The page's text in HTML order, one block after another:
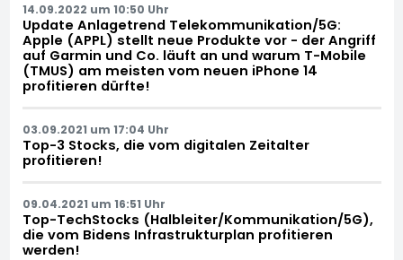
14.09.2022 um 10:50 Uhr
Update Anlagetrend Telekommunikation/5G:
Apple (APPL) stellt neue Produkte vor - der Angriff
auf Garmin und Co. läuft an und warum T-Mobile
(TMUS) am meisten vom neuen iPhone 14
profitieren dürfte!
03.09.2021 um 17:04 Uhr
Top-3 Stocks, die vom digitalen Zeitalter
profitieren!
09.04.2021 um 16:51 Uhr
Top-TechStocks (Halbleiter/Kommunikation/5G),
die vom Bidens Infrastrukturplan profitieren
werden!